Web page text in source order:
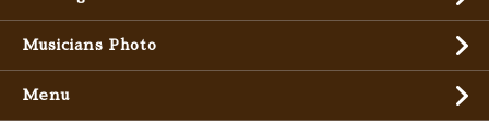
Musicians Photo
Menu